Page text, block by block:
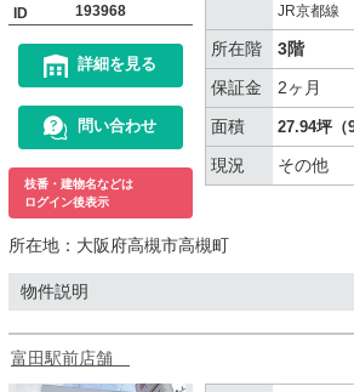
ID 193968
詳細を見る
問い合わせ
枝番・建物名などは
ログイン後表示
JR京都線
所在階
3階
保証金
2ヶ月
面積
27.94坪（
現況 その他
所在地： 大阪府高槻市高槻町
物件説明
富田駅前店舗